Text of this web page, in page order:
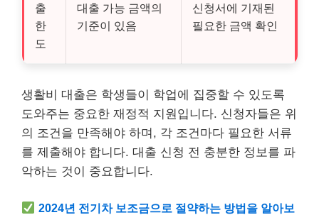
출
한
도
대출 가능 금액의
기준이 있음
신청서에 기재된
필요한 금액 확인
생활비 대출은 학생들이 학업에 집중할 수 있도록
도와주는 중요한 재정적 지원입니다. 신청자들은 위
의 조건을 만족해야 하며, 각 조건마다 필요한 서류
를 제출해야 합니다. 대출 신청 전 충분한 정보를 파
악하는 것이 중요합니다.
2024년 전기차보조금으로 절약하는 방법을 알아보